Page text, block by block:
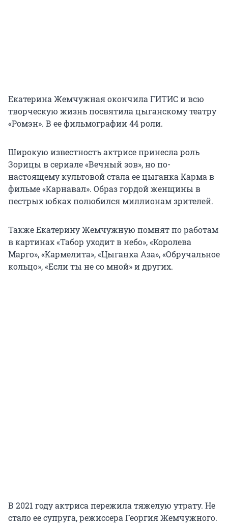
Екатерина Жемчужная окончила ГИТИС и всю
творческую жизнь посвятила цыганскому театру
«Ромэн». В ее фильмографии 44 роли.
Широкую известность актрисе принесла роль
Зорицы в сериале «Вечный зов», но по-
настоящему культовой стала ее цыганка Карма в
фильме «Карнавал». Образ гордой женщины в
пестрых юбках полюбился миллионам зрителей.
Также Екатерину Жемчужную помнят по работам
в картинах «Табор уходит в небо», «Королева
Марго», «Кармелита», «Цыганка Аза», «Обручальное
кольцо», «Если ты не со мной» и других.
В 2021 году актриса пережила тяжелую утрату. Не
стало ее супруга, режиссера Георгия Жемчужного.